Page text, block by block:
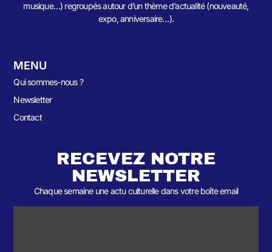
musique…) regroupés autour d’un thème d’actualité (nouveauté,
expo, anniversaire…).
MENU
Qui sommes-nous ?
Newsletter
Contact
RECEVEZ NOTRE
NEWSLETTER
Chaque semaine une actu culturelle dans votre boîte email